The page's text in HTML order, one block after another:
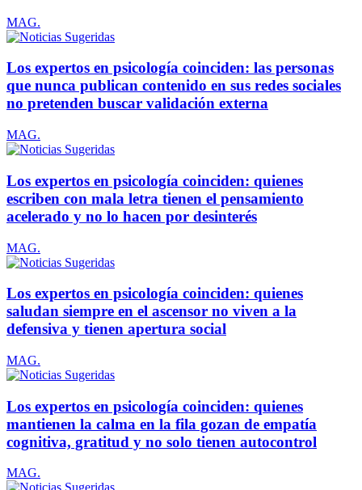
MAG.
Los expertos en psicología coinciden: las personas
que nunca publican contenido en sus redes sociales
no pretenden buscar validación externa
MAG.
Los expertos en psicología coinciden: quienes
escriben con mala letra tienen el pensamiento
acelerado y no lo hacen por desinterés
MAG.
Los expertos en psicología coinciden: quienes
saludan siempre en el ascensor no viven a la
defensiva y tienen apertura social
MAG.
Los expertos en psicología coinciden: quienes
mantienen la calma en la fila gozan de empatía
cognitiva, gratitud y no solo tienen autocontrol
MAG.